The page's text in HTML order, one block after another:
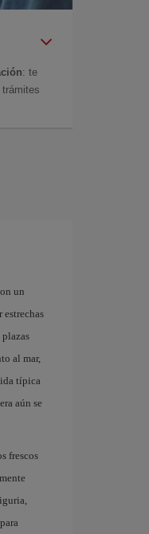
: te
un
al mar,
típica
aún se
frescos